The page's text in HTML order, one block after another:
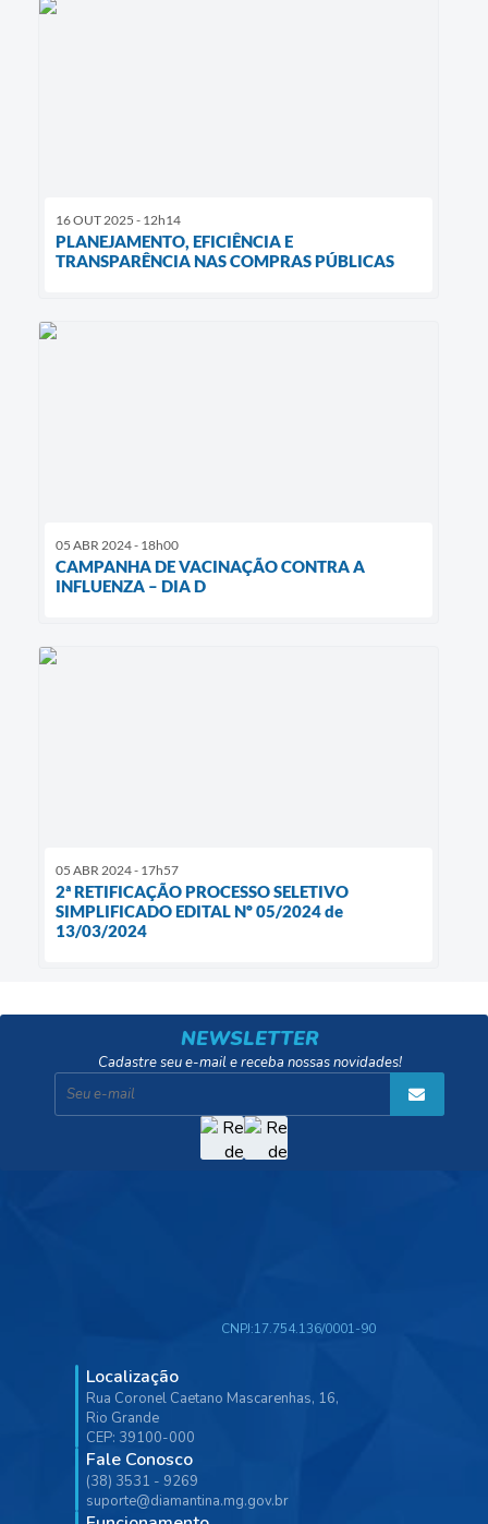
16 OUT 2025 - 12h14
PLANEJAMENTO, EFICIÊNCIA E
TRANSPARÊNCIA NAS COMPRAS PÚBLICAS
05 ABR 2024 - 18h00
CAMPANHA DE VACINAÇÃO CONTRA A
INFLUENZA – DIA D
05 ABR 2024 - 17h57
2ª RETIFICAÇÃO PROCESSO SELETIVO
SIMPLIFICADO EDITAL Nº 05/2024 de
13/03/2024
NEWSLETTER
Cadastre seu e-mail e receba nossas novidades!
Localização
Rua Coronel Caetano Mascarenhas, 16,
Rio Grande
CEP: 39100-000
Fale Conosco
(38) 3531 - 9269
suporte@diamantina.mg.gov.br
CNPJ:17.754.136/0001-90